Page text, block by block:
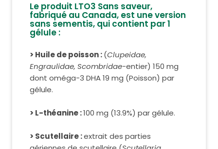
Le produit LTO3 Sans saveur,
fabriqué au Canada, est une version
sans sementis, qui contient par 1
gélule :
> Huile de poisson :(Clupeidae,
Engraulidae, Scombridae-entier) 150 mg
dont oméga-3 DHA 19 mg (Poisson) par
gélule.
> L-théanine :100 mg (13.9%) par gélule.
> Scutellaire :extrait des parties